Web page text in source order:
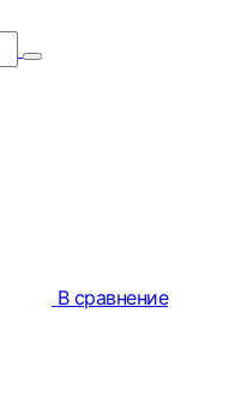
В сравнение